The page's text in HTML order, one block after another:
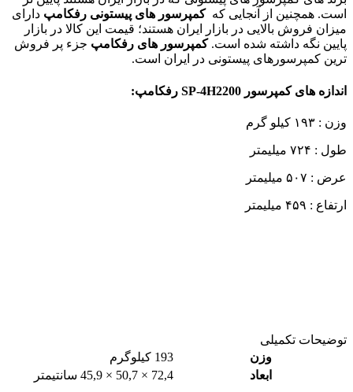
است. همچنین از آنجایی کهکمپرسور های پیستونی رفکامپ دارای
میزان فروش بالایی در بازار ایران هستند؛ قیمت این کالا در بازار
پایین نگه داشته شده است.کمپرسور های رفکامپ جزء پر فروش
ترین کمپرسورهای پیستونی در ایران است.
اندازه ها‌ی کمپرسور SP-4H2200 رفکامپ:
وزن : ۱۹۳ کیلو گرم
طول : ۷۲۴ میلیمتر
عرض : ۵۰۷ میلیمتر
ارتفاع : ۴۵۹ میلیمتر
توضیحات تکمیلی
وزن
193 کیلوگرم
ابعاد
72,4 × 50,7 × 45,9 سانتیمتر